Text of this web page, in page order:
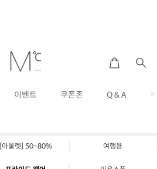
이벤트 쿠폰존 Q & A
[아울렛] 50~80% 여행용